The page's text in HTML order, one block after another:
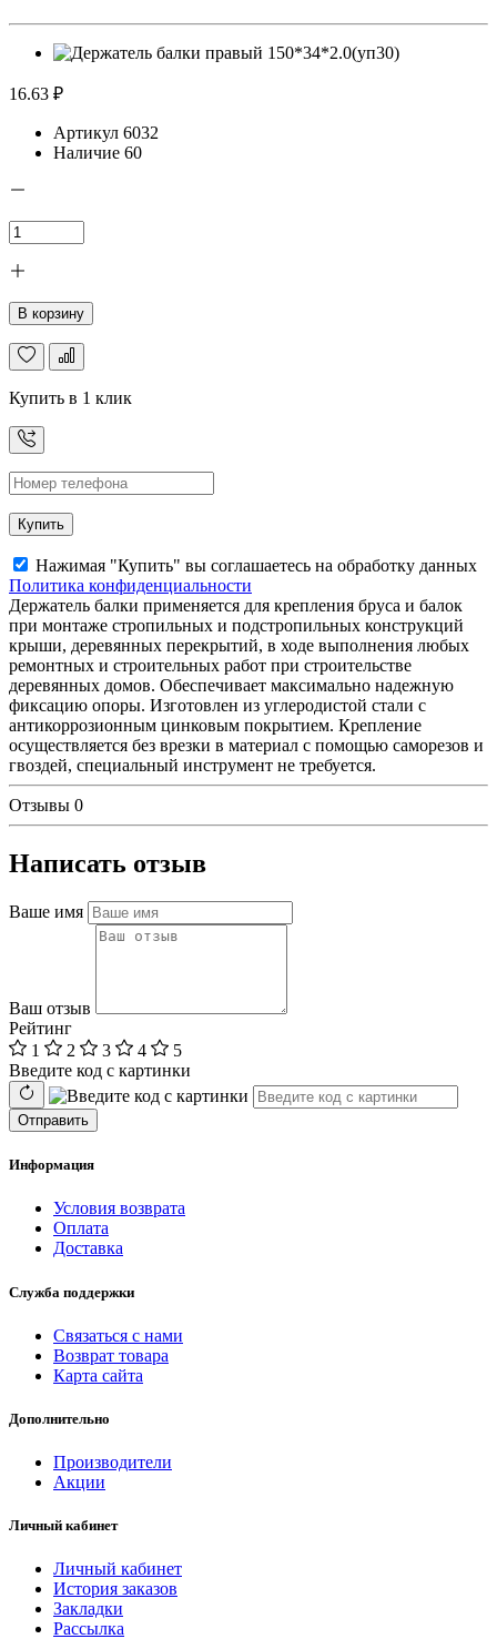
16.63 ₽
Артикул 6032
Наличие 60
В корзину
Купить в 1 клик
Купить
Нажимая "Купить" вы соглашаетесь на обработку данных
Политика конфиденциальности
Держатель балки применяется для крепления бруса и балок
при монтаже стропильных и подстропильных конструкций
крыши, деревянных перекрытий, в ходе выполнения любых
ремонтных и строительных работ при строительстве
деревянных домов. Обеспечивает максимально надежную
фиксацию опоры. Изготовлен из углеродистой стали с
антикоррозионным цинковым покрытием. Крепление
осуществляется без врезки в материал с помощью саморезов и
гвоздей, специальный инструмент не требуется.
Отзывы 0
Написать отзыв
Ваше имя
Ваш отзыв
Рейтинг
1
2 3 4
5
Введите код с картинки
Отправить
Информация
Условия возврата
Оплата
Доставка
Служба поддержки
Связаться с нами
Возврат товара
Карта сайта
Дополнительно
Производители
Акции
Личный кабинет
Личный кабинет
История заказов
Закладки
Рассылка